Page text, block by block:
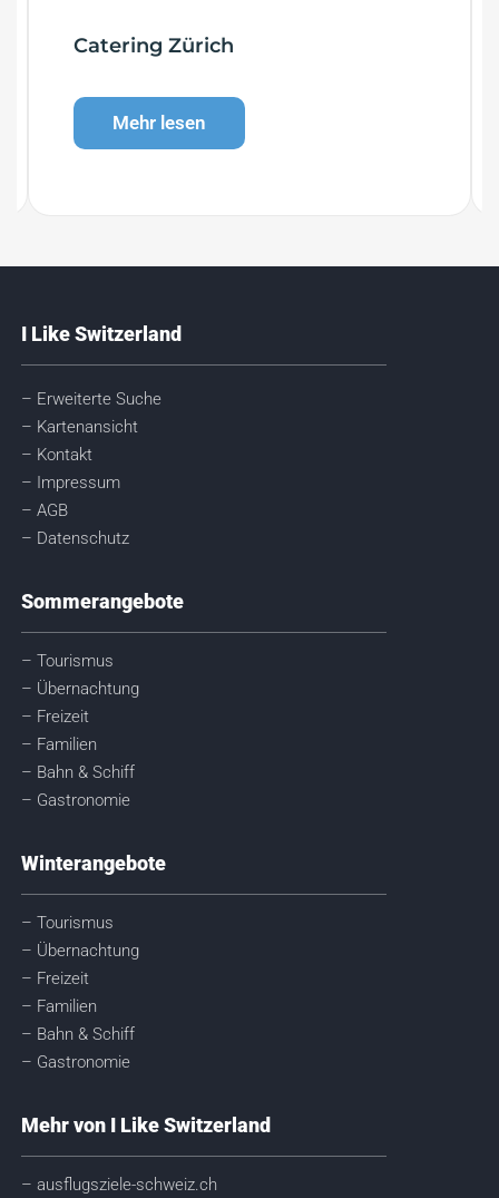
Catering Zürich
Mehr lesen
I Like Switzerland
– Erweiterte Suche
– Kartenansicht
– Kontakt
– Impressum
– AGB
– Datenschutz
Sommerangebote
– Tourismus
– Übernachtung
– Freizeit
– Familien
– Bahn & Schiff
– Gastronomie
Winterangebote
– Tourismus
– Übernachtung
– Freizeit
– Familien
– Bahn & Schiff
– Gastronomie
Mehr von I Like Switzerland
– ausflugsziele-schweiz.ch